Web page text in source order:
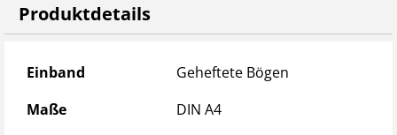
Produktdetails
Produktdetails
Einband
Geheftete Bögen
Maße
DIN A4